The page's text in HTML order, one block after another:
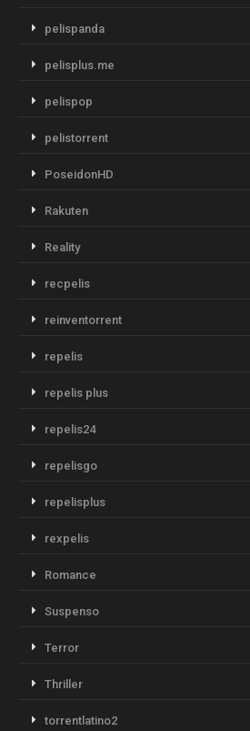
pelispanda
pelisplus.me
pelispop
pelistorrent
PoseidonHD
Rakuten
Reality
recpelis
reinventorrent
repelis
repelis plus
repelis24
repelisgo
repelisplus
rexpelis
Romance
Suspenso
Terror
Thriller
torrentlatino2